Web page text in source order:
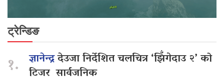
ट्रेन्डिङ
१. ज्ञानेन्द्रदेउजा निर्देशित चलचित्र ‘झिँगेदाउ २’ को
टिजर सार्वजनिक